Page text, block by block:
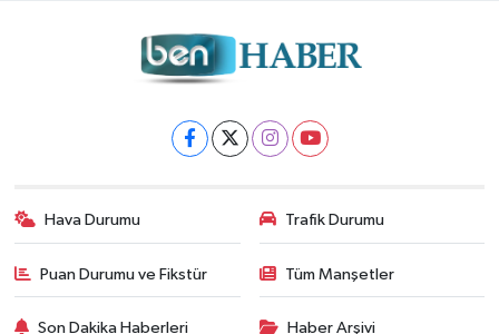
Hava Durumu Trafik Durumu
Puan Durumu ve Fikstür Tüm Manşetler
Son Dakika Haberleri Haber Arşivi